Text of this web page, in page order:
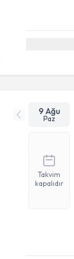
9 Ağu
Paz
Takvim
kapalıdır